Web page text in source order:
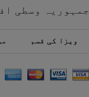
جمہوریہ وسطی
ویزا کی قسم